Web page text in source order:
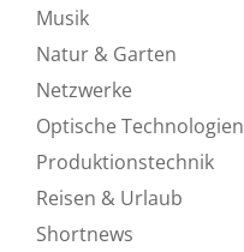
Musik
Natur & Garten
Netzwerke
Optische Technologien
Produktionstechnik
Reisen & Urlaub
Shortnews